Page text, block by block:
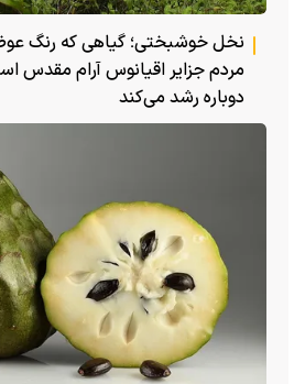
نخل خوشبختی؛ گیاهی که رنگ
مردم جزایر اقیانوس آرام مقدس
دوباره رشد می‌کند